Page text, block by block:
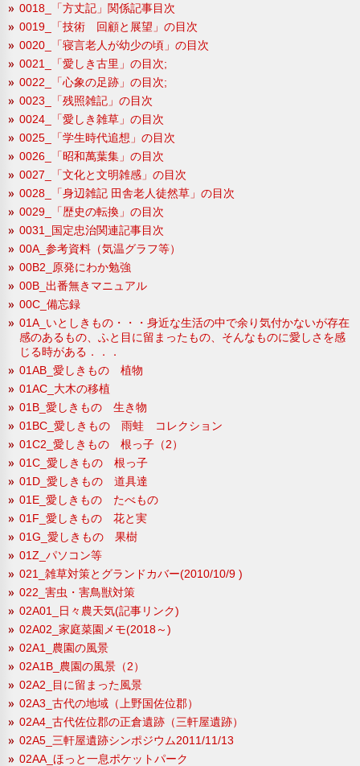
0018_「方丈記」関係記事目次
0019_「技術 回顧と展望」の目次
0020_「寝言老人が幼少の頃」の目次
0021_「愛しき古里」の目次;
0022_「心象の足跡」の目次;
0023_「残照雑記」の目次
0024_「愛しき雑草」の目次
0025_「学生時代追想」の目次
0026_「昭和萬葉集」の目次
0027_「文化と文明雑感」の目次
0028_「身辺雑記 田舎老人徒然草」の目次
0029_「歴史の転換」の目次
0031_国定忠治関連記事目次
00A_参考資料（気温グラフ等）
00B2_原発にわか勉強
00B_出番無きマニュアル
00C_備忘録
01A_いとしきもの・・・身近な生活の中で余り気付かないが存在
感のあるもの、ふと目に留まったもの、そんなものに愛しさを感
じる時がある．．．
01AB_愛しきもの 植物
01AC_大木の移植
01B_愛しきもの 生き物
01BC_愛しきもの 雨蛙 コレクション
01C2_愛しきもの 根っ子（2）
01C_愛しきもの 根っ子
01D_愛しきもの 道具達
01E_愛しきもの たべもの
01F_愛しきもの 花と実
01G_愛しきもの 果樹
01Z_パソコン等
021_雑草対策とグランドカバー(2010/10/9 )
022_害虫・害鳥獣対策
02A01_日々農天気(記事リンク)
02A02_家庭菜園メモ(2018～)
02A1_農園の風景
02A1B_農園の風景（2）
02A2_目に留まった風景
02A3_古代の地域（上野国佐位郡）
02A4_古代佐位郡の正倉遺跡（三軒屋遺跡）
02A5_三軒屋遺跡シンポジウム2011/11/13
02AA_ほっと一息ポケットパーク